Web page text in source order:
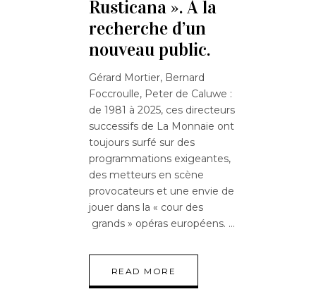
Rusticana ». A la
recherche d’un
nouveau public.
Gérard Mortier, Bernard
Foccroulle, Peter de Caluwe :
de 1981 à 2025, ces directeurs
successifs de La Monnaie ont
toujours surfé sur des
programmations exigeantes,
des metteurs en scène
provocateurs et une envie de
jouer dans la « cour des
grands » opéras européens.
READ MORE